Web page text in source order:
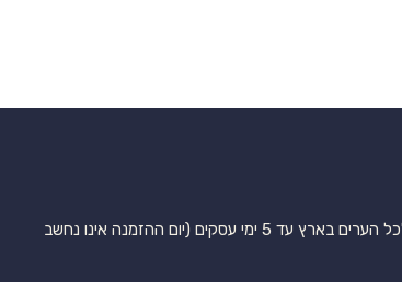
אנו עושים משלוחים לכל הערים בארץ עד 5 ימי עסקים (יום ההזמנה אינו נחשב